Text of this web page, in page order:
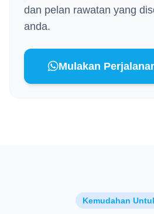
dan pelan rawatan yang
anda.
Mulakan
Kemudahan